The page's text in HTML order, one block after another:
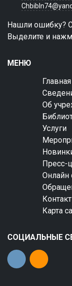
Нашли ошибку?
Выделите и
МЕНЮ
Главная
Об
Услуги
Пресс-
Онлайн
Карта
СОЦИАЛЬНЫЕ